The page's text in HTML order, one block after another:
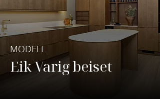
MODELL
Eik Varig beiset